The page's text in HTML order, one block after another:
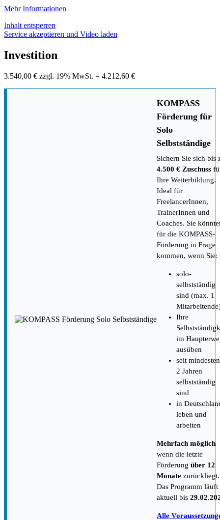
Mehr Informationen
Inhalt entsperren
Service akzeptieren und Video laden
Investition
3.540,00 € zzgl. 19% MwSt. = 4.212,60 €
KOMPASS
Förderung für
Solo
Selbstständige
Sichern Sie sich bis
4.500 € Zuschuss
Ihre Weiterbildung.
Ideal für
FreelancerInnen,
TrainerInnen und
Coaches. Sie
für die KOMPASS-
Förderung in Frage
kommen, wenn Sie:
solo-
selbstständig
sind (max. 1
Ihre
im
ausüben
seit
2 Jahren
selbstständig
sind
in
leben und
arbeiten
Mehrfach möglich
wenn die letzte
Förderung über 12
Monate zurückliegt.
Das Programm läuft
aktuell bis
Alle